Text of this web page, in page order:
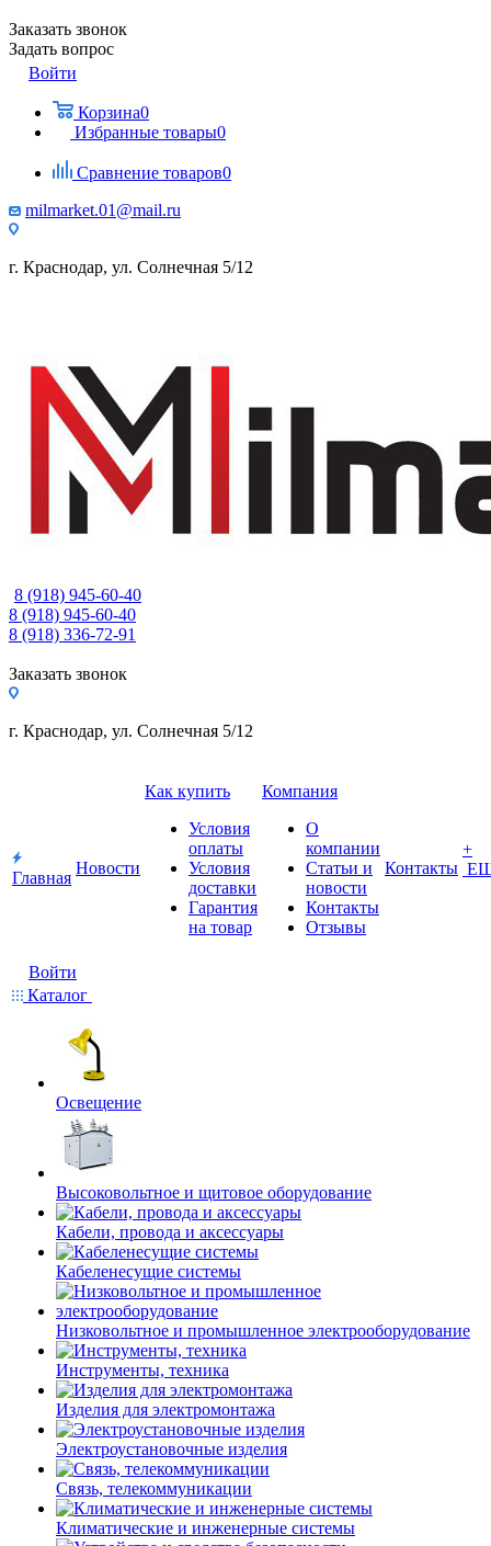
Заказать звонок
Задать вопрос
Войти
Корзина0
Избранные товары0
Сравнение товаров0
milmarket.01@mail.ru
г. Краснодар, ул. Солнечная 5/12
8 (918) 945-60-40
8 (918) 945-60-40
8 (918) 336-72-91
Заказать звонок
г. Краснодар, ул. Солнечная 5/12
Главная
Новости
Как купить
Условия
оплаты
Условия
доставки
Гарантия
на товар
Компания
О
компании
Статьи и
новости
Контакты
Отзывы
Контакты
+
Войти
Каталог
Освещение
Высоковольтное и щитовое оборудование
Кабели, провода и аксессуары
Кабеленесущие системы
Низковольтное и промышленное электрооборудование
Инструменты, техника
Изделия для электромонтажа
Электроустановочные изделия
Связь, телекоммуникации
Климатические и инженерные системы